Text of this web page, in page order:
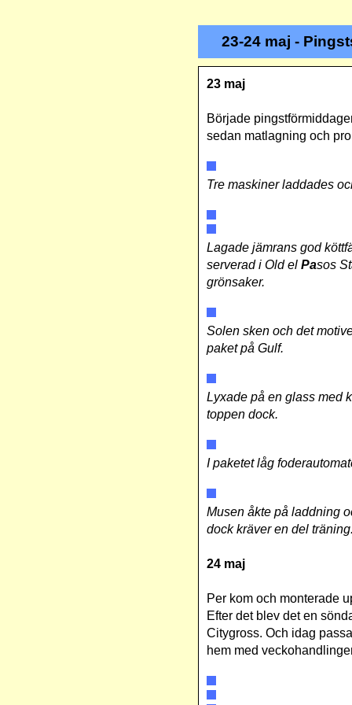
23-24 maj -
23 maj
Började
sedan matlagning och
Tre maskiner laddades
Lagade jämrans god
serverad i Old el Pasos
grönsaker.
Solen sken och det
paket på Gulf.
Lyxade på en glass med
toppen dock.
I paketet låg
Musen åkte på laddning
dock kräver en del
24 maj
Per kom och monterade
Efter det blev det en
Citygross. Och idag
hem med